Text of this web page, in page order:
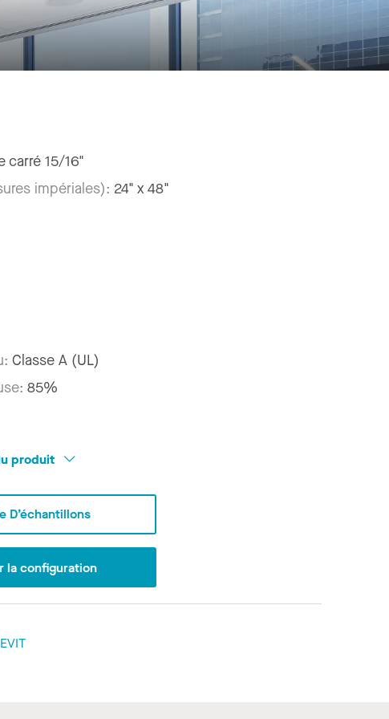
carré 15/16"
impériales): 24" x 48"
Classe A (UL)
85%
produit
D’échantillons
la configuration